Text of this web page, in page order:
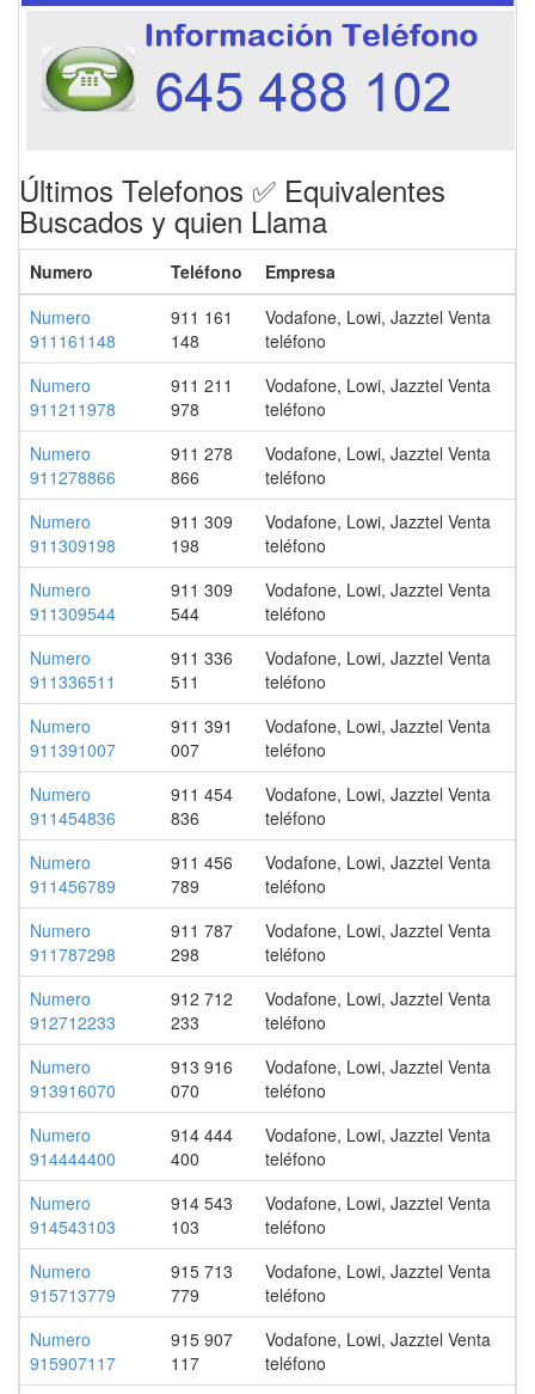
Últimos Telefonos ✅ Equivalentes
Buscados y quien Llama
Numero Teléfono
Empresa
Numero
911161148
911 161
148
Vodafone, Lowi, Jazztel Venta
teléfono
Numero
911211978
911 211
978
Vodafone, Lowi, Jazztel Venta
teléfono
Numero
911278866
911 278
866
Vodafone, Lowi, Jazztel Venta
teléfono
Numero
911309198
911 309
198
Vodafone, Lowi, Jazztel Venta
teléfono
Numero
911309544
911 309
544
Vodafone, Lowi, Jazztel Venta
teléfono
Numero
911336511
911 336
511
Vodafone, Lowi, Jazztel Venta
teléfono
Numero
911391007
911 391
007
Vodafone, Lowi, Jazztel Venta
teléfono
Numero
911454836
911 454
836
Vodafone, Lowi, Jazztel Venta
teléfono
Numero
911456789
911 456
789
Vodafone, Lowi, Jazztel Venta
teléfono
Numero
911787298
911 787
298
Vodafone, Lowi, Jazztel Venta
teléfono
Numero
912712233
912 712
233
Vodafone, Lowi, Jazztel Venta
teléfono
Numero
913916070
913 916
070
Vodafone, Lowi, Jazztel Venta
teléfono
Numero
914444400
914 444
400
Vodafone, Lowi, Jazztel Venta
teléfono
Numero
914543103
914 543
103
Vodafone, Lowi, Jazztel Venta
teléfono
Numero
915713779
915 713
779
Vodafone, Lowi, Jazztel Venta
teléfono
Numero
915907117
915 907
117
Vodafone, Lowi, Jazztel Venta
teléfono